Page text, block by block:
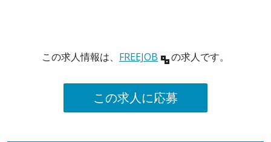
この求人情報は、 FREEJOB の求人です。
この求人に応募